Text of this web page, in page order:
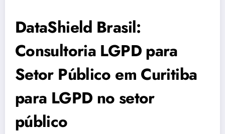
DataShield Brasil:
Consultoria LGPD para
Setor Público em Curitiba
para LGPD no setor
público